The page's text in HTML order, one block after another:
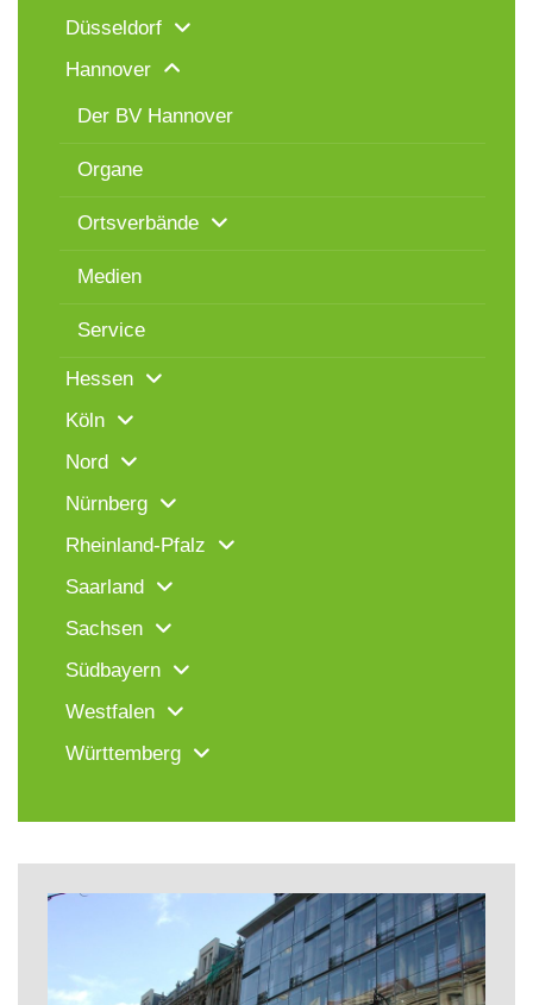
Düsseldorf
Hannover
Der BV Hannover
Organe
Ortsverbände
Medien
Service
Hessen
Köln
Nord
Nürnberg
Rheinland-Pfalz
Saarland
Sachsen
Südbayern
Westfalen
Württemberg